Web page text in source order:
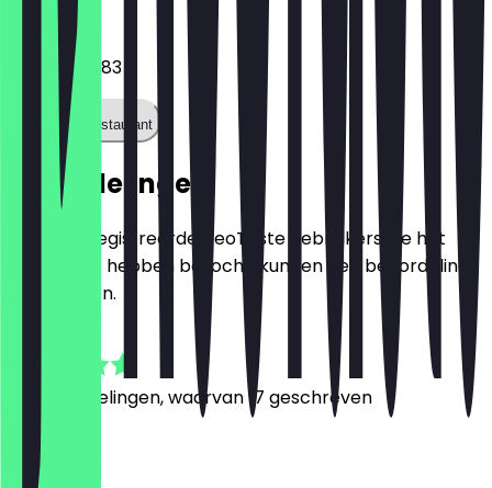
Telefoon
+31616143683
Bel het restaurant
Beoordelingen
Alleen geregistreerde NeoTaste gebruikers die het
restaurant hebben bezocht, kunnen een beoordeling
achterlaten.
Beoordelingen, waarvan 17 geschreven
Johanna